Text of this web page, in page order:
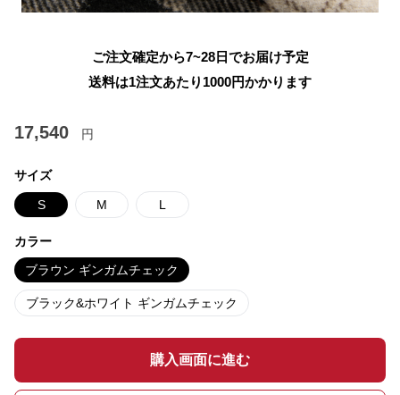
ご注文確定から7~28日でお届け予定
送料は1注文あたり 1000円かかります
17,540 円
サイズ
S M L
カラー
ブラウン ギンガムチェック
ブラック&ホワイト ギンガムチェック
購入画面に進む